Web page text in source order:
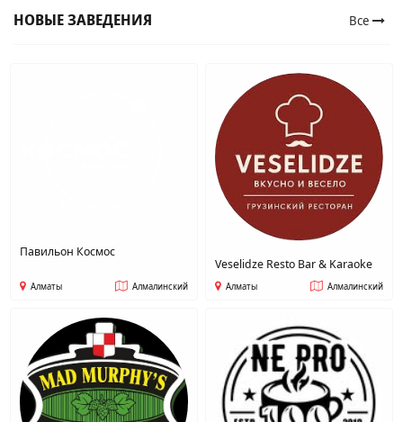
НОВЫЕ ЗАВЕДЕНИЯ Все
Павильон Космос
Алматы Алмалинский
Veselidze Resto Bar & Karaoke
Алматы Алмалинский